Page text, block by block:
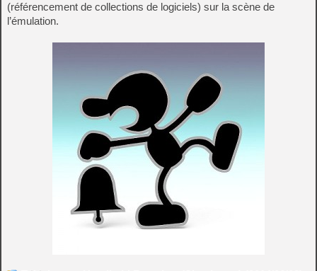
(référencement de collections de logiciels) sur la scène de
l’émulation.